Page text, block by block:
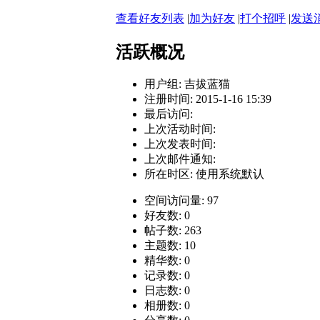
查看好友列表 |加为好友 |打个招呼 |发送
活跃概况
用户组: 吉拔蓝猫
注册时间: 2015-1-16 15:39
最后访问:
上次活动时间:
上次发表时间:
上次邮件通知:
所在时区: 使用系统默认
空间访问量: 97
好友数: 0
帖子数: 263
主题数: 10
精华数: 0
记录数: 0
日志数: 0
相册数: 0